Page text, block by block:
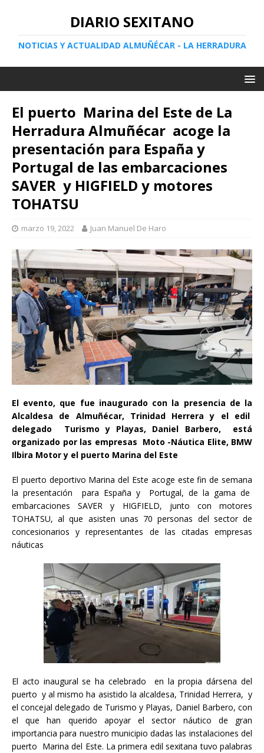
DIARIO SEXITANO
NOTICIAS Y ACTUALIDAD ALMUÑÉCAR - LA HERRADURA
El puerto Marina del Este de La
Herradura Almuñécar acoge la
presentación para España y
Portugal de las embarcaciones
SAVER y HIGFIELD y motores
TOHATSU
marzo 19, 2022 Juan Manuel De Haro
El evento, que fue inaugurado con la presencia de la
Alcaldesa de Almuñécar, Trinidad Herrera y el edil
delegado Turismo y Playas, Daniel Barbero, está
organizado por las empresas Moto -Náutica Elite, BMW
Ilbira Motor y el puerto Marina del Este
El puerto deportivo Marina del Este acoge este fin de semana
la presentación para España y Portugal, de la gama de
embarcaciones SAVER y HIGFIELD, junto con motores
TOHATSU, al que asisten unas 70 personas del sector de
concesionarios y representantes de las citadas empresas
náuticas
El acto inaugural se ha celebrado en la propia dársena del
puerto y al mismo ha asistido la alcaldesa, Trinidad Herrera, y
el concejal delegado de Turismo y Playas, Daniel Barbero, con
el que han querido apoyar el sector náutico de gran
importancia para nuestro municipio dadas las instalaciones del
puerto Marina del Este. La primera edil sexitana tuvo palabras